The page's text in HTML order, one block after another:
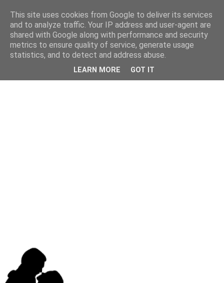
This site uses cookies from Google to deliver its services
and to analyze traffic. Your IP address and user-agent are
shared with Google along with performance and security
metrics to ensure quality of service, generate usage
statistics, and to detect and address abuse.
LEARN MORE GOT IT